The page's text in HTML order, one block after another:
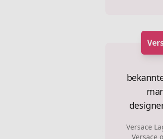
Versace
Versace